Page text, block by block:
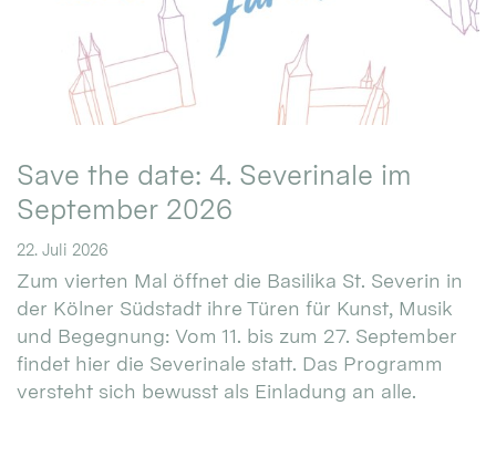
Save the date: 4. Severinale im
September 2026
22. Juli 2026
Zum vierten Mal öffnet die Basilika St. Severin in
der Kölner Südstadt ihre Türen für Kunst, Musik
und Begegnung: Vom 11. bis zum 27. September
findet hier die Severinale statt. Das Programm
versteht sich bewusst als Einladung an alle.